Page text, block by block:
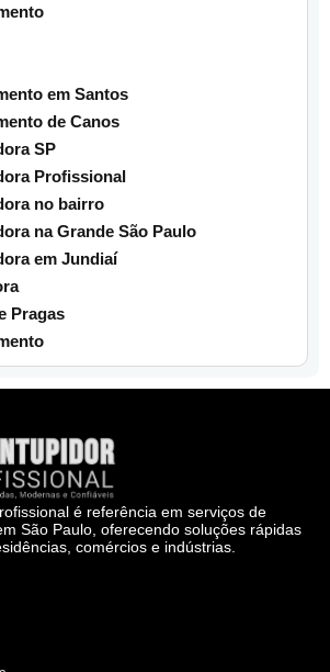
em Santos
de Canos
SP
Profissional
no bairro
na Grande São Paulo
em Jundiaí
Pragas
é referência em serviços de
São Paulo, oferecendo soluções rápidas
comércios e indústrias.